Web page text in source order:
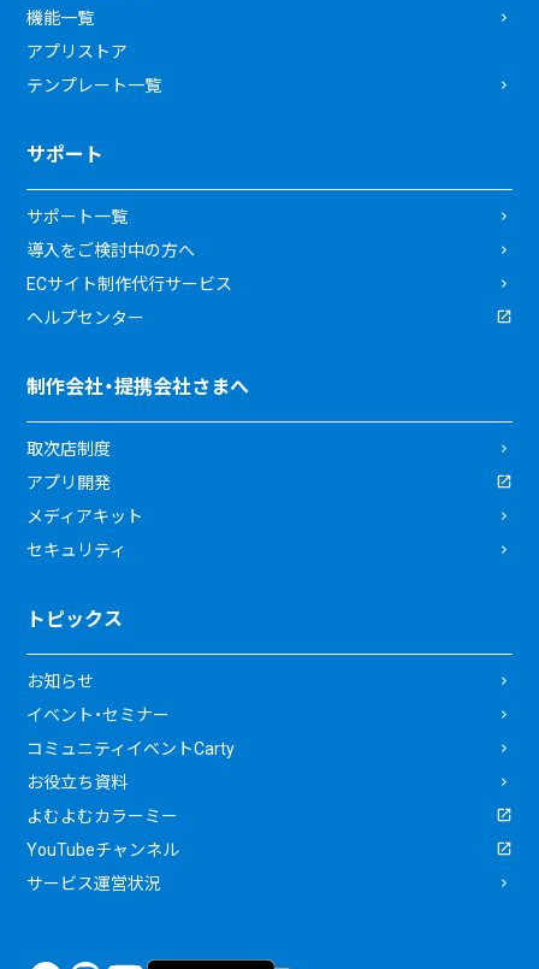
機能一覧
アプリストア
テンプレート一覧
サポート
サポート一覧
導入をご検討中の方へ
ECサイト制作代行サービス
ヘルプセンター
制作会社・提携会社さまへ
取次店制度
アプリ開発
メディアキット
セキュリティ
トピックス
お知らせ
イベント・セミナー
コミュニティイベントCarty
お役立ち資料
よむよむカラーミー
YouTubeチャンネル
サービス運営状況